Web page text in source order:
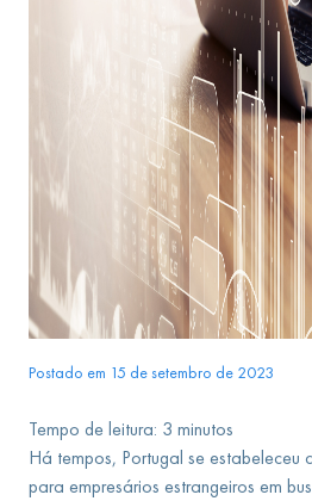
Postado em 15 de setembro de 2023
Tempo de leitura: 3 minutos
Há tempos, Portugal se estabeleceu
para empresários estrangeiros em